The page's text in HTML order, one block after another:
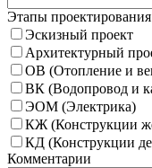
Этапы проектирования
Эскизный проект
Архитектурный
ОВ (Отопление и
ВК (Водопровод и
ЭОМ (Электрика)
КЖ (Конструкции
КД (Конструкции
Комментарии